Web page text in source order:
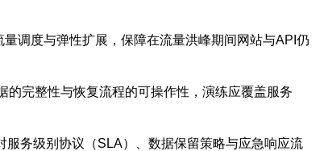
调度与弹性扩展，保障在流量洪峰期间网站与API仍
完整性与恢复流程的可操作性，演练应覆盖服务
务级别协议（SLA）、数据保留策略与应急响应流